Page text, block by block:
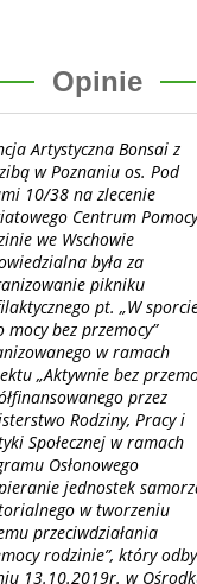
Opinie
Artystyczna Bonsai z
w Poznaniu os. Pod
10/38 na zlecenie
Centrum Pomocy
we Wschowie
była za
pikniku
pt. „W
mocy bez przemocy”
w ramach
„Aktywnie bez
przez
Rodziny, Pracy i
Społecznej w ramach
Osłonowego
jednostek
w tworzeniu
przeciwdziałania
rodzinie”, który
13.10.2019r. w